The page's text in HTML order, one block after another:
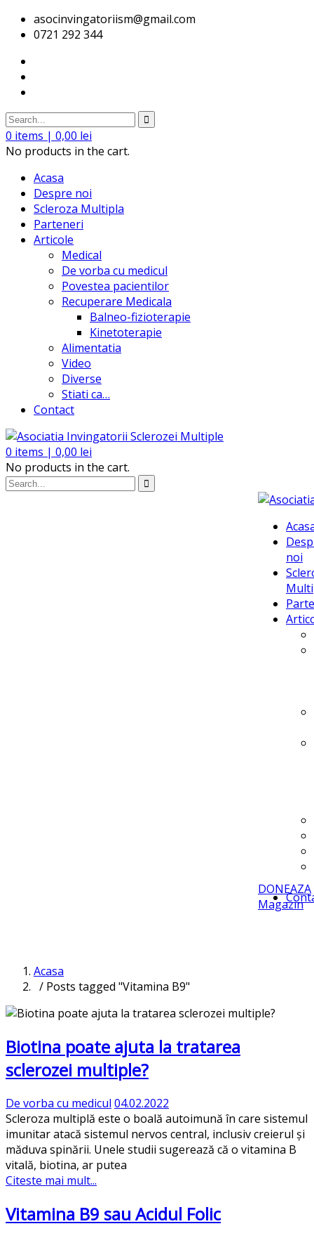
asocinvingatoriism@gmail.com
0721 292 344
0 items | 0,00 lei
No products in the cart.
Acasa
Despre noi
Scleroza Multipla
Parteneri
Articole
Medical
De vorba cu medicul
Povestea pacientilor
Recuperare Medicala
Balneo-fizioterapie
Kinetoterapie
Alimentatia
Video
Diverse
Stiati ca…
Contact
0 items | 0,00 lei
No products in the cart.
noi
DONEAZA
Magazin
Acasa
/ Posts tagged "Vitamina B9"
Biotina poate ajuta la tratarea
sclerozei multiple?
De vorba cu medicul 04.02.2022
Scleroza multiplă este o boală autoimună în care sistemul
imunitar atacă sistemul nervos central, inclusiv creierul și
măduva spinării. Unele studii sugerează că o vitamina B
vitală, biotina, ar putea
Citeste mai mult...
Vitamina B9 sau Acidul Folic